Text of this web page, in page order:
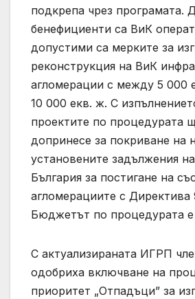
подкрепа чрез програмата.
бенефициенти са ВиК
допустими са мерките за
реконструкция на ВиК
агломерации с между 5 000
10 000 екв. ж. С
проектите по процедурата
допринесе за покриване на
установените задължения
България за постигане на
агломерациите с Директива
Бюджетът по процедурата е
С актуализираната ИГРП
одобриха включване на
приоритет „Отпадъци” за